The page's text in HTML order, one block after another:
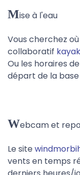
Mise à l'eau
Vous cherchez
collaboratif
Ou les horaires
départ de la base
Webcam et
Le site
vents en temps